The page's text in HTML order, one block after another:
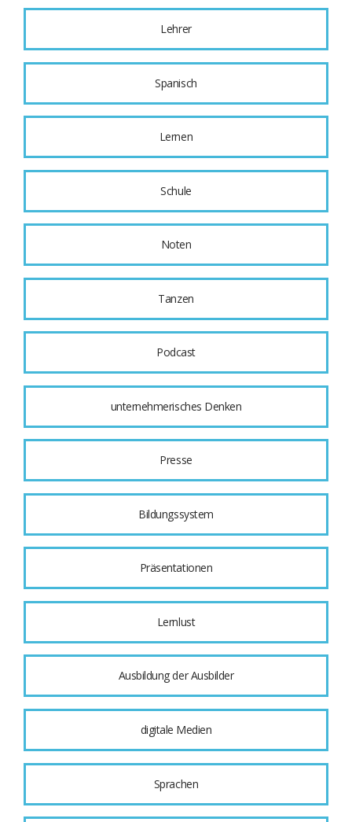
Lehrer
Spanisch
Lernen
Schule
Noten
Tanzen
Podcast
unternehmerisches Denken
Presse
Bildungssystem
Präsentationen
Lernlust
Ausbildung der Ausbilder
digitale Medien
Sprachen